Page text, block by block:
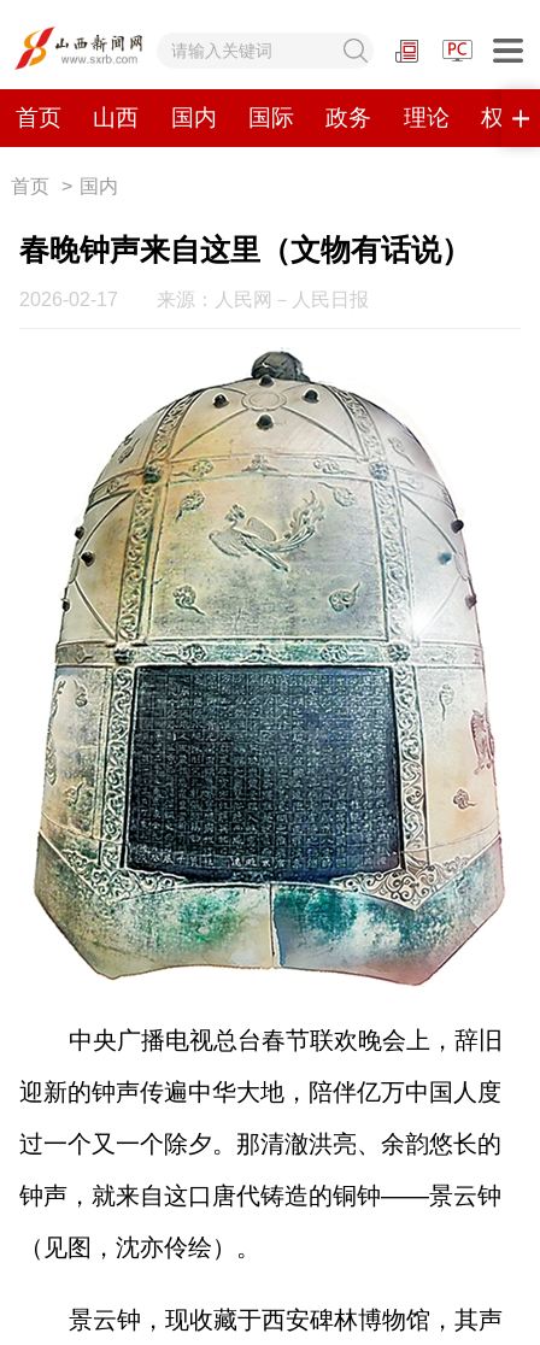
首页 山西 国内 国际 政务 理论 权威
网站地图
首页
政务 理论 权威发布 原创
山西日报 山西晚报 山西经济日报 山西农民报
山西市场导报 山西法治报
地方频道
大同 朔州 忻州 吕梁
晋中 阳泉 长治 晋城
临汾 运城
行业频道
首页 > 国内
春晚钟声来自这里（文物有话说）
2026-02-17 来源：人民网－人民日报
中央广播电视总台春节联欢晚会上，辞旧
迎新的钟声传遍中华大地，陪伴亿万中国人度
过一个又一个除夕。那清澈洪亮、余韵悠长的
钟声，就来自这口唐代铸造的铜钟——景云钟
（见图，沈亦伶绘）。
景云钟，现收藏于西安碑林博物馆，其声